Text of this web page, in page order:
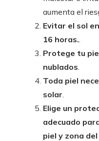
aumenta el
Evitar el sol
16 horas.
Protege tu
nublados
Toda piel
solar
Elige un
adecuado
piel y zona